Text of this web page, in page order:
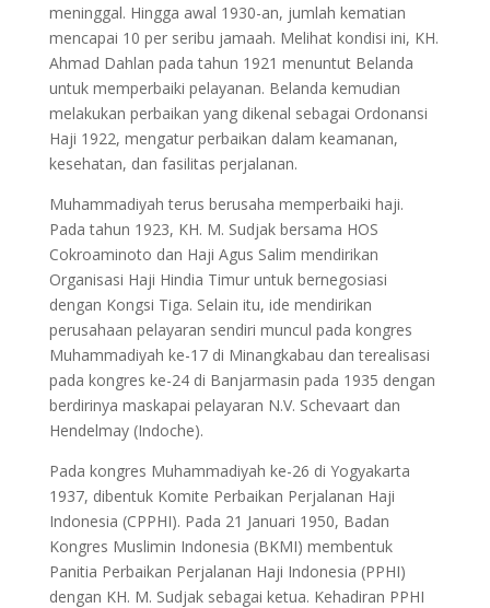
meninggal. Hingga awal 1930-an, jumlah kematian
mencapai 10 per seribu jamaah. Melihat kondisi ini, KH.
Ahmad Dahlan pada tahun 1921 menuntut Belanda
untuk memperbaiki pelayanan. Belanda kemudian
melakukan perbaikan yang dikenal sebagai Ordonansi
Haji 1922, mengatur perbaikan dalam keamanan,
kesehatan, dan fasilitas perjalanan.
Muhammadiyah terus berusaha memperbaiki haji.
Pada tahun 1923, KH. M. Sudjak bersama HOS
Cokroaminoto dan Haji Agus Salim mendirikan
Organisasi Haji Hindia Timur untuk bernegosiasi
dengan Kongsi Tiga. Selain itu, ide mendirikan
perusahaan pelayaran sendiri muncul pada kongres
Muhammadiyah ke-17 di Minangkabau dan terealisasi
pada kongres ke-24 di Banjarmasin pada 1935 dengan
berdirinya maskapai pelayaran N.V. Schevaart dan
Hendelmay (Indoche).
Pada kongres Muhammadiyah ke-26 di Yogyakarta
1937, dibentuk Komite Perbaikan Perjalanan Haji
Indonesia (CPPHI). Pada 21 Januari 1950, Badan
Kongres Muslimin Indonesia (BKMI) membentuk
Panitia Perbaikan Perjalanan Haji Indonesia (PPHI)
dengan KH. M. Sudjak sebagai ketua. Kehadiran PPHI